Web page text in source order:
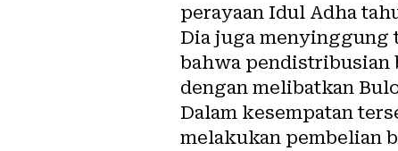
perayaan Idul Adha
Dia juga menyinggung
bahwa pendistribusian
dengan melibatkan
Dalam kesempatan
melakukan pembelian